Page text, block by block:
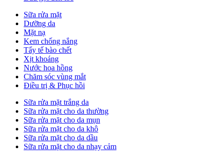
Sữa rửa mặt
Dưỡng da
Mặt nạ
Kem chống nắng
Tẩy tế bào chết
Xịt khoáng
Nước hoa hồng
Chăm sóc vùng mắt
Điều trị & Phục hồi
Sữa rửa mặt trắng da
Sữa rửa mặt cho da thường
Sữa rửa mặt cho da mụn
Sữa rửa mặt cho da khô
Sữa rửa mặt cho da dầu
Sữa rửa mặt cho da nhạy cảm